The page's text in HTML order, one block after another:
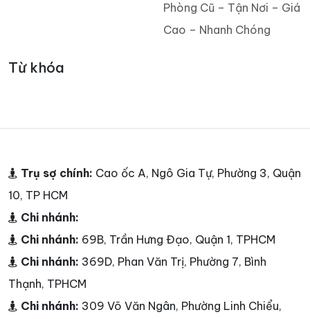
Phòng Cũ – Tận Nơi – Giá
Cao – Nhanh Chóng
Từ khóa
Trụ sợ chính: Cao ốc A, Ngô Gia Tự, Phường 3, Quận
10, TP HCM
Chi nhánh:
Chi nhánh: 69B, Trần Hưng Đạo, Quận 1, TPHCM
Chi nhánh: 369D, Phan Văn Trị, Phường 7, Bình
Thạnh, TPHCM
Chi nhánh: 309 Võ Văn Ngân, Phường Linh Chiểu,